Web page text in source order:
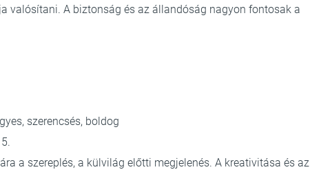
valósítani. A biztonság és az állandóság nagyon fontosak a
szerencsés, boldog
a szereplés, a külvilág előtti megjelenés. A kreativitása és az